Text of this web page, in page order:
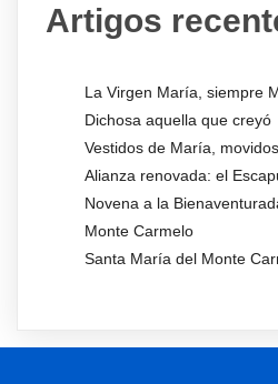
Artigos
La Virgen María, siempre
Dichosa aquella que creyó
Vestidos de María,
Alianza renovada: el
Novena a la
Monte Carmelo
Santa María del Monte